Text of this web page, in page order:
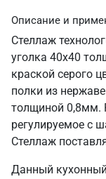
Описание и
Стеллаж
уголка 40х40
краской серого
полки из
толщиной 0,8мм.
регулируемое с
Стеллаж
Данный